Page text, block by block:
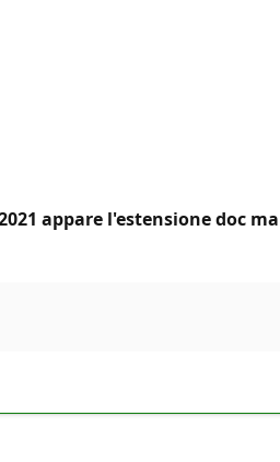
appare l'estensione doc